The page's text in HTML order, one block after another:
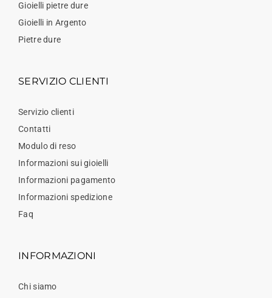
Gioielli pietre dure
Gioielli in Argento
Pietre dure
SERVIZIO CLIENTI
Servizio clienti
Contatti
Modulo di reso
Informazioni sui gioielli
Informazioni pagamento
Informazioni spedizione
Faq
INFORMAZIONI
Chi siamo